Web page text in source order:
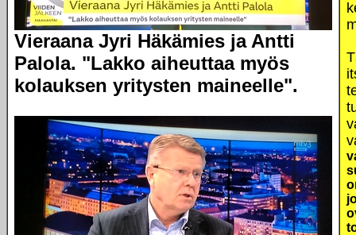
Vieraana Jyri Häkämies ja Antti
Palola. "Lakko aiheuttaa myös
kolauksen yritysten maineelle".